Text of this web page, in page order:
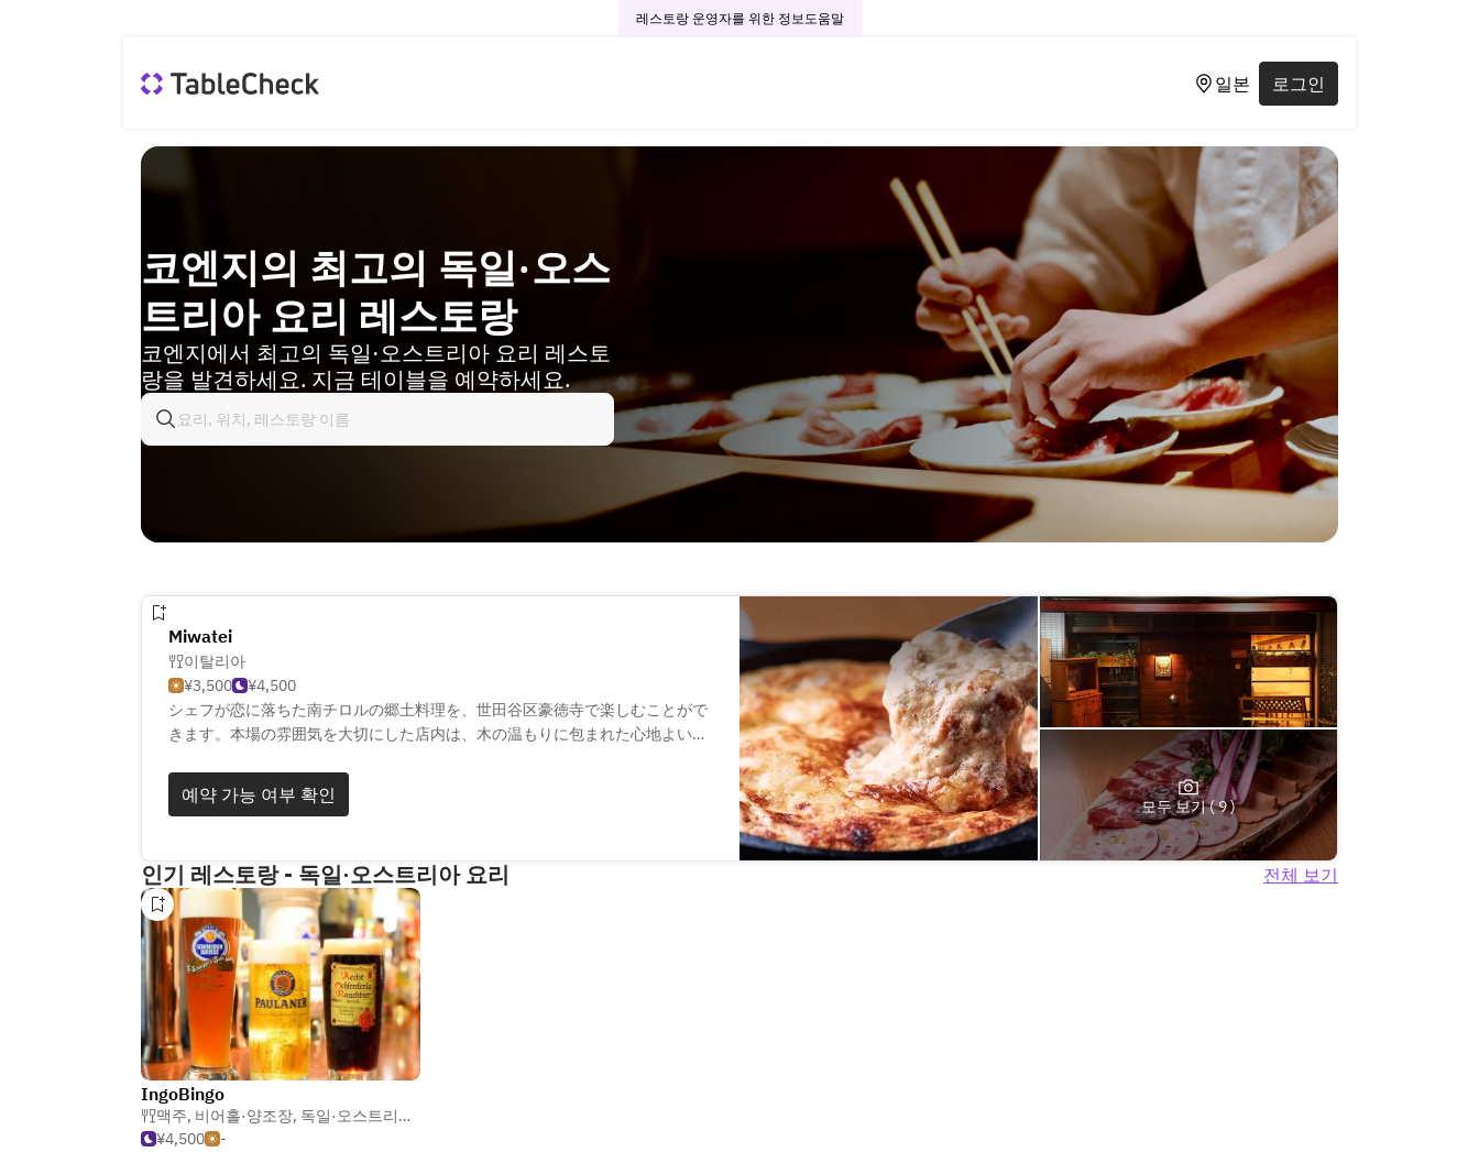
레스토랑 운영자를 위한 정보도움말
일본 로그인
코엔지의 최고의 독일·오스
트리아 요리 레스토랑
코엔지에서 최고의 독일·오스트리아 요리 레스토
랑을 발견하세요. 지금 테이블을 예약하세요.
Miwatei
이탈리아
¥3,500
¥4,500
シェフが恋に落ちた南チロルの郷土料理を、世田谷区豪徳寺で楽しむことがで
きます。本場の雰囲気を大切にした店内は、木の温もりに包まれた心地よい空
を堪能できます。また、シャルキュトリーやワインなどのアラカルトメニュー
も豊富に取り揃えております。お客様の五感を満たす店内の雰囲気や料理と共
예약 가능 여부 확인
모두 보기 ( 9 )
인기 레스토랑 - 독일·오스트리아 요리 전체 보기
IngoBingo
맥주, 비어홀·양조장, 독일·오스트리아 요리
¥4,500
-